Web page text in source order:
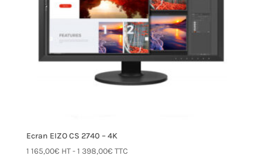
Ecran EIZO CS 2740 – 4K
1 165,00€ HT -1 398,00€ TTC